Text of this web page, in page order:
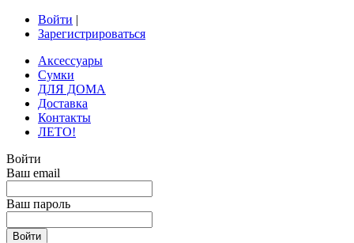
Войти |
Зарегистрироваться
Аксессуары
Сумки
ДЛЯ ДОМА
Доставка
Контакты
ЛЕТО!
Войти
Ваш email
Ваш пароль